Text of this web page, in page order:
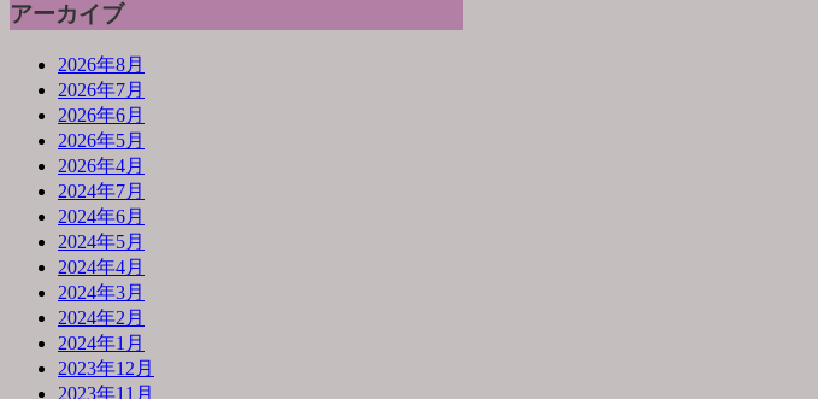
アーカイブ
2026年8月
2026年7月
2026年6月
2026年5月
2026年4月
2024年7月
2024年6月
2024年5月
2024年4月
2024年3月
2024年2月
2024年1月
2023年12月
2023年11月